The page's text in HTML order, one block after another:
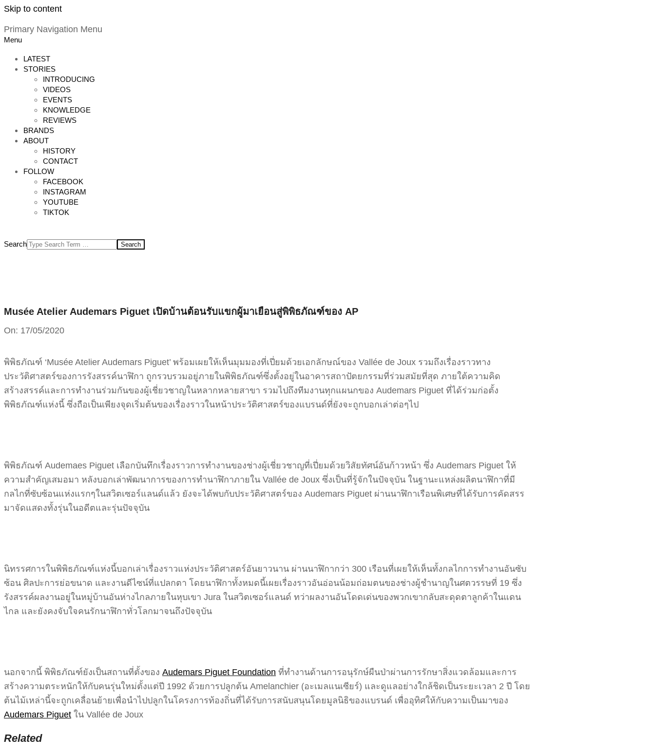
Skip to content
Primary Navigation Menu
Menu
LATEST
STORIES
INTRODUCING
VIDEOS
EVENTS
KNOWLEDGE
REVIEWS
BRANDS
ABOUT
HISTORY
CONTACT
FOLLOW
FACEBOOK
INSTAGRAM
YOUTUBE
TIKTOK
Search
Musée Atelier Audemars Piguet เปิดบ้านต้อนรับแขกผู้มาเยือนสู่พิพิธภัณฑ์ของ AP
On: 17/05/2020
พิพิธภัณฑ์ ‘Musée Atelier Audemars Piguet’ พร้อมเผยให้เห็นมุมมองที่เปี่ยมด้วยเอกลักษณ์ของ Vallée de Joux รวมถึงเรื่องราวทาง
ประวัติศาสตร์ของการรังสรรค์นาฬิกา ถูกรวบรวมอยู่ภายในพิพิธภัณฑ์ซึ่งตั้งอยู่ในอาคารสถาปัตยกรรมที่ร่วมสมัยที่สุด ภายใต้ความคิด
สร้างสรรค์และการทำงานร่วมกันของผู้เชี่ยวชาญในหลากหลายสาขา รวมไปถึงทีมงานทุกแผนกของ Audemars Piguet ที่ได้ร่วมก่อตั้ง
พิพิธภัณฑ์แห่งนี้ ซึ่งถือเป็นเพียงจุดเริ่มต้นของเรื่องราวในหน้าประวัติศาสตร์ของแบรนด์ที่ยังจะถูกบอกเล่าต่อๆไป
พิพิธภัณฑ์ Audemaes Piguet เลือกบันทึกเรื่องราวการทำงานของช่างผู้เชี่ยวชาญที่เปี่ยมด้วยวิสัยทัศน์อันก้าวหน้า ซึ่ง Audemars Piguet ให้
ความสำคัญเสมอมา หลังบอกเล่าพัฒนาการของการทำนาฬิกาภายใน Vallée de Joux ซึ่งเป็นที่รู้จักในปัจจุบัน ในฐานะแหล่งผลิตนาฬิกาที่มี
กลไกที่ซับซ้อนแห่งแรกๆในสวิตเซอร์แลนด์แล้ว ยังจะได้พบกับประวัติศาสตร์ของ Audemars Piguet ผ่านนาฬิกาเรือนพิเศษที่ได้รับการคัดสรร
มาจัดแสดงทั้งรุ่นในอดีตและรุ่นปัจจุบัน
นิทรรศการในพิพิธภัณฑ์แห่งนี้บอกเล่าเรื่องราวแห่งประวัติศาสตร์อันยาวนาน ผ่านนาฬิกากว่า 300 เรือนที่เผยให้เห็นทั้งกลไกการทำงานอันซับ
ซ้อน ศิลปะการย่อขนาด และงานดีไซน์ที่แปลกตา โดยนาฬิกาทั้งหมดนี้เผยเรื่องราวอันอ่อนน้อมถ่อมตนของช่างผู้ชำนาญในศตวรรษที่ 19 ซึ่ง
รังสรรค์ผลงานอยู่ในหมู่บ้านอันห่างไกลภายในหุบเขา Jura ในสวิตเซอร์แลนด์ ทว่าผลงานอันโดดเด่นของพวกเขากลับสะดุดตาลูกค้าในแดน
ไกล และยังคงจับใจคนรักนาฬิกาทั่วโลกมาจนถึงปัจจุบัน
นอกจากนี้ พิพิธภัณฑ์ยังเป็นสถานที่ตั้งของ Audemars Piguet Foundation ที่ทำงานด้านการอนุรักษ์ผืนป่าผ่านการรักษาสิ่งแวดล้อมและการ
สร้างความตระหนักให้กับคนรุ่นใหม่ตั้งแต่ปี 1992 ด้วยการปลูกต้น Amelanchier (อะเมลแนเซียร์) และดูแลอย่างใกล้ชิดเป็นระยะเวลา 2 ปี โดย
ต้นไม้เหล่านี้จะถูกเคลื่อนย้ายเพื่อนำไปปลูกในโครงการท้องถิ่นที่ได้รับการสนับสนุนโดยมูลนิธิของแบรนด์ เพื่ออุทิศให้กับความเป็นมาของ
Audemars Piguet ใน Vallée de Joux
Related